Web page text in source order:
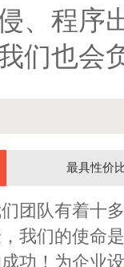
、程序
们也会
最具性价
团队有着十
我们的使命
功！为企业
我公司
果整体
谢当